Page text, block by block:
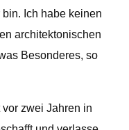
Ich habe keinen
architektonischen
Besonderes, so
zwei Jahren in